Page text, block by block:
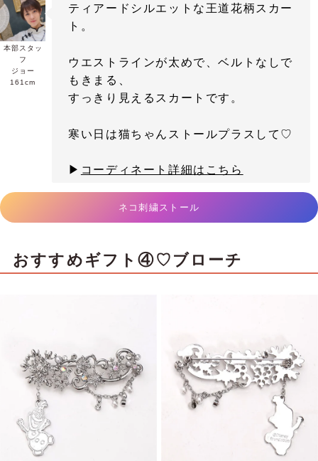
本部スタッ
フ
ジョー
161cm
ティアードシルエットな王道花柄スカー
ト。
ウエストラインが太めで、ベルトなしで
もきまる、
すっきり見えるスカートです。
寒い日は猫ちゃんストールプラスして♡
▶ コーディネート詳細はこちら
ネコ刺繍ストール
おすすめギフト④♡ブローチ